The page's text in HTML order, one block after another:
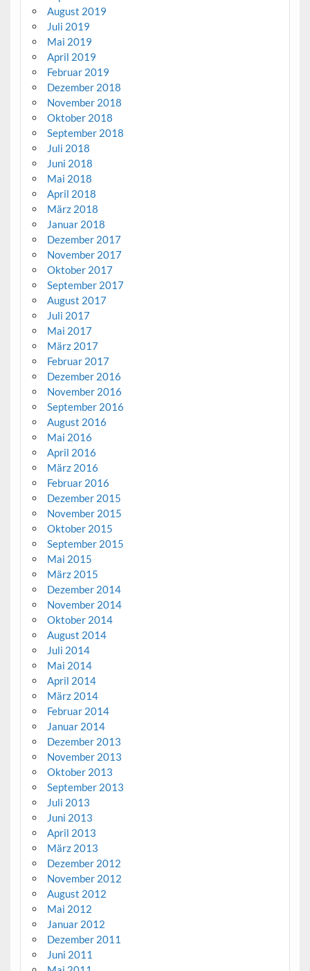
August 2019
Juli 2019
Mai 2019
April 2019
Februar 2019
Dezember 2018
November 2018
Oktober 2018
September 2018
Juli 2018
Juni 2018
Mai 2018
April 2018
März 2018
Januar 2018
Dezember 2017
November 2017
Oktober 2017
September 2017
August 2017
Juli 2017
Mai 2017
März 2017
Februar 2017
Dezember 2016
November 2016
September 2016
August 2016
Mai 2016
April 2016
März 2016
Februar 2016
Dezember 2015
November 2015
Oktober 2015
September 2015
Mai 2015
März 2015
Dezember 2014
November 2014
Oktober 2014
August 2014
Juli 2014
Mai 2014
April 2014
März 2014
Februar 2014
Januar 2014
Dezember 2013
November 2013
Oktober 2013
September 2013
Juli 2013
Juni 2013
April 2013
März 2013
Dezember 2012
November 2012
August 2012
Mai 2012
Januar 2012
Dezember 2011
Juni 2011